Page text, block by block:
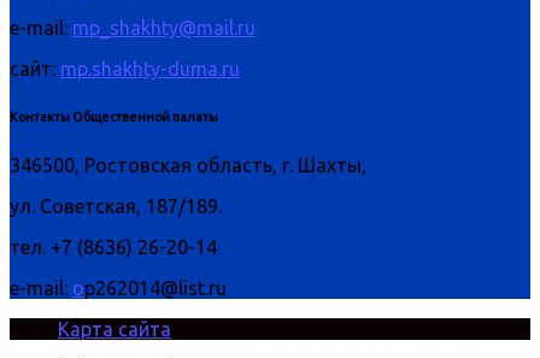
e-mail: mp_shakhty@mail.ru
сайт: mp.shakhty-duma.ru
Контакты Общественной палаты
346500, Ростовская область, г. Шахты,
ул. Советская, 187/189.
тел. +7 (8636) 26-20-14
e-mail: op262014@list.ru
Карта сайта